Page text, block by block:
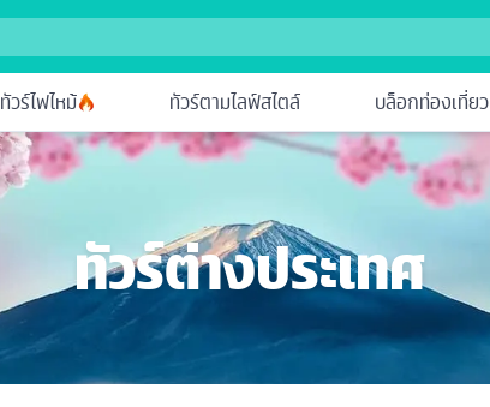
ทัวร์ไฟไหม้ ทัวร์ตามไลฟ์สไตล์ บล็อกท่องเที่ยว
ทัวร์ต่างประเทศ